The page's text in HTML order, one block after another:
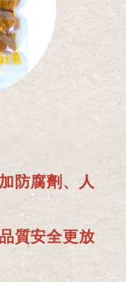
防腐劑、人
質安全更放